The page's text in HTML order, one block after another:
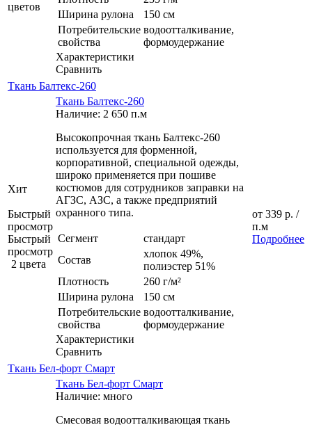
цветов
Ширина рулона
150 см
Потребительские
свойства
водоотталкивание,
формоудержание
Характеристики
Сравнить
Ткань Балтекс-260
Хит
Быстрый
просмотр
Быстрый
просмотр
2 цвета
Ткань Балтекс-260
Наличие: 2 650 п.м
Высокопрочная ткань Балтекс-260
используется для форменной,
корпоративной, специальной одежды,
широко применяется при пошиве
костюмов для сотрудников заправки на
АГЗС, АЗС, а также предприятий
охранного типа.
Сегмент
стандарт
Состав
хлопок 49%,
полиэстер 51%
Плотность
260 г/м²
Ширина рулона
150 см
Потребительские
свойства
водоотталкивание,
формоудержание
Характеристики
Сравнить
от 339 р. /
п.м
Подробнее
Ткань Бел-форт Смарт
Ткань Бел-форт Смарт
Наличие: много
Смесовая водоотталкивающая ткань